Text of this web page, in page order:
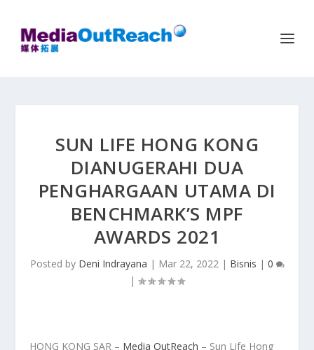
SUN LIFE HONG KONG
DIANUGERAHI DUA
PENGHARGAAN UTAMA DI
BENCHMARK’S MPF
AWARDS 2021
Posted by Deni Indrayana | Mar 22, 2022| Bisnis | 0
|
HONG KONG SAR – Media OutReach – Sun Life Hong